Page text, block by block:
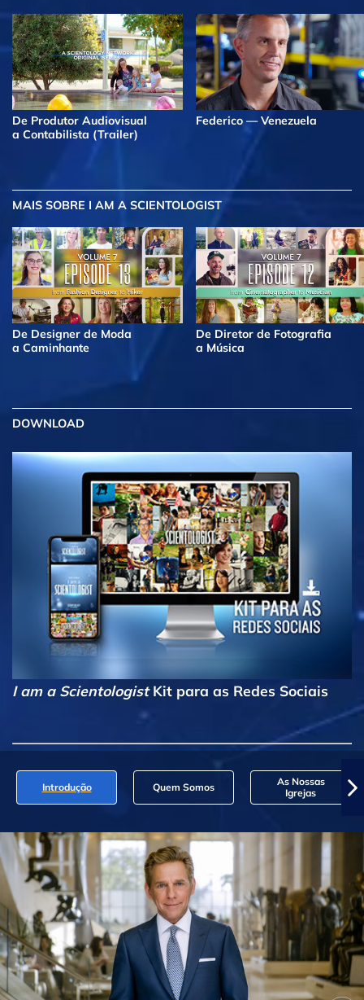
De Produtor Audiovisual
a Contabilista (Trailer)
Federico — Venezuela
MAIS SOBRE I AM A SCIENTOLOGIST
De Designer de Moda
a Caminhante
De Diretor de Fotografia
a Música
DOWNLOAD
I am a ScientologistKit para as Redes Sociais
Introdução Quem Somos
As Nossas
Igrejas